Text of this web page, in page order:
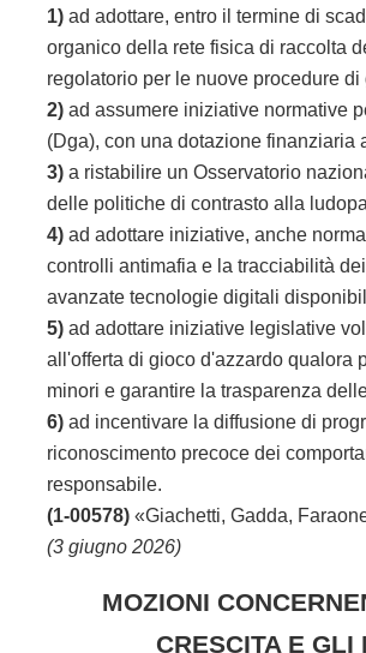
1) ad adottare, entro il termine di
organico della rete fisica di raccolta
regolatorio per le nuove procedure di
2) ad assumere iniziative normative
(Dga), con una dotazione
3) a ristabilire un Osservatorio
delle politiche di contrasto alla
4) ad adottare iniziative, anche
controlli antimafia e la tracciabilità
avanzate tecnologie digitali
5) ad adottare iniziative legislative
all'offerta di gioco d'azzardo qualora
minori e garantire la trasparenza
6) ad incentivare la diffusione di
riconoscimento precoce dei
responsabile.
(1-00578) «Giachetti, Gadda,
(3 giugno 2026)
MOZIONI
CRESCITA E